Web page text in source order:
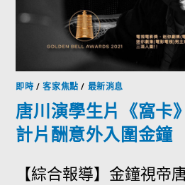
即時 /客家焦點 / 最新消息
唐川演學生片《窩
計片酬意外入圍金鐘
【綜合報導】金鐘視帝